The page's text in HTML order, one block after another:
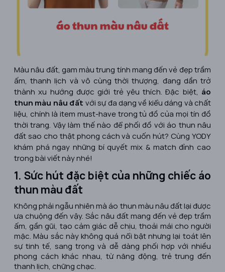
Màu nâu đất, gam màu trung tính mang đến vẻ đẹp trầm
ấm, thanh lịch và vô cùng thời thượng, đang dần trở
thành xu hướng được giới trẻ yêu thích. Đặc biệt, áo
thun màu nâu đất với sự đa dạng về kiểu dáng và chất
liệu, chính là item must-have trong tủ đồ của mọi tín đồ
thời trang. Vậy làm thế nào để phối đồ với áo thun nâu
đất sao cho thật phong cách và cuốn hút? Cùng YODY
khám phá ngay những bí quyết mix & match đỉnh cao
trong bài viết này nhé!
1. Sức hút đặc biệt của những chiếc áo
thun màu đất
Không phải ngẫu nhiên mà áo thun màu nâu đất lại được
ưa chuộng đến vậy. Sắc nâu đất mang đến vẻ đẹp trầm
ấm, gần gũi, tạo cảm giác dễ chịu, thoải mái cho người
mặc. Màu sắc này không quá nổi bật nhưng lại toát lên
sự tinh tế, sang trọng và dễ dàng phối hợp với nhiều
phong cách khác nhau, từ năng động, trẻ trung đến
thanh lịch, chững chạc.